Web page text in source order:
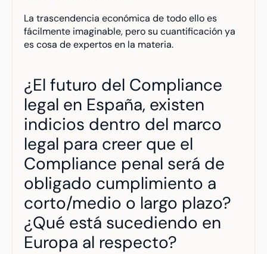
La trascendencia económica de todo ello es
fácilmente imaginable, pero su cuantificación ya
es cosa de expertos en la materia.
¿El futuro del Compliance
legal en España, existen
indicios dentro del marco
legal para creer que el
Compliance penal será de
obligado cumplimiento a
corto/medio o largo plazo?
¿Qué está sucediendo en
Europa al respecto?